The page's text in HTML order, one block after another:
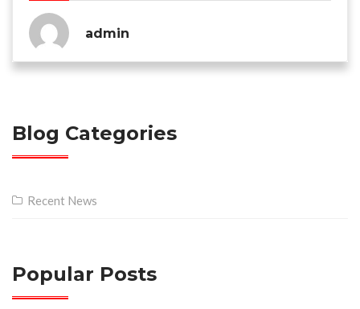
admin
Blog Categories
Recent News
Popular Posts